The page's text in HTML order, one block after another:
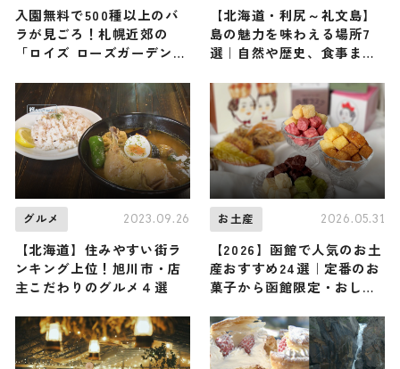
入園無料で500種以上のバ
ラが見ごろ！札幌近郊の
「ロイズ ローズガーデン」
/ 北海道
【北海道・利尻～礼文島】
島の魅力を味わえる場所7
選｜自然や歴史、食事まで
グルメ 2023.09.26
【北海道】住みやすい街ラ
ンキング上位！旭川市・店
主こだわりのグルメ４選
お土産 2026.05.31
【2026】函館で人気のお土
産おすすめ24選｜定番のお
菓子から函館限定・おしゃ
で幅広く紹介